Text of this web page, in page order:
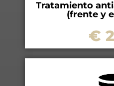
Tratamiento
(frente y
€